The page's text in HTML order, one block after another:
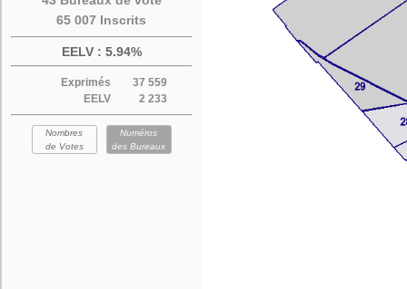
65 007 Inscrits
EELV : 5.94%
Exprimés
37 559
EELV
2 233
Nombres
de Votes
Numéros
des Bureaux